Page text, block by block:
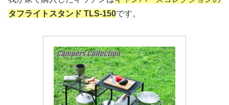
タフライトスタンド TLS-150です。